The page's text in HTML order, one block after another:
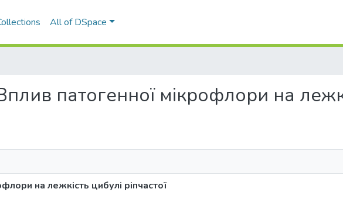
All of DSpace
патогенної мікрофлори на
на лежкість цибулі ріпчастої